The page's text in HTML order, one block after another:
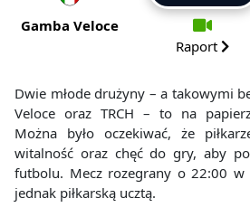
Gamba Veloce
Raport
Dwie młode drużyny – a takowymi
Veloce oraz TRCH – to na
Można było oczekiwać, że
witalność oraz chęć do gry, aby
futbolu. Mecz rozegrany o 22:00 w
jednak piłkarską ucztą.